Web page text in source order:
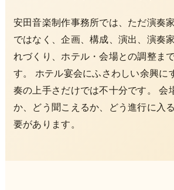
安田音楽制作事務所では、ただ演奏
ではなく、企画、構成、演出、演奏
れづくり、ホテル・会場との調整ま
す。 ホテル宴会にふさわしい余興に
奏の上手さだけでは不十分です。 会
か、どう聞こえるか、どう進行に入
要があります。